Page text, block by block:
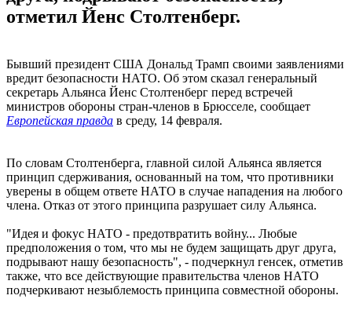
отметил Йенс Столтенберг.
Бывший президент США Дональд Трамп своими заявлениями
вредит безопасности НАТО. Об этом сказал генеральный
секретарь Альянса Йенс Столтенберг перед встречей
министров обороны стран-членов в Брюсселе, сообщает
Европейская правда в среду, 14 февраля.
По словам Столтенберга, главной силой Альянса является
принцип сдерживания, основанный на том, что противники
уверены в общем ответе НАТО в случае нападения на любого
члена. Отказ от этого принципа разрушает силу Альянса.
"Идея и фокус НАТО - предотвратить войну... Любые
предположения о том, что мы не будем защищать друг друга,
подрывают нашу безопасность", - подчеркнул генсек, отметив
также, что все действующие правительства членов НАТО
подчеркивают незыблемость принципа совместной обороны.